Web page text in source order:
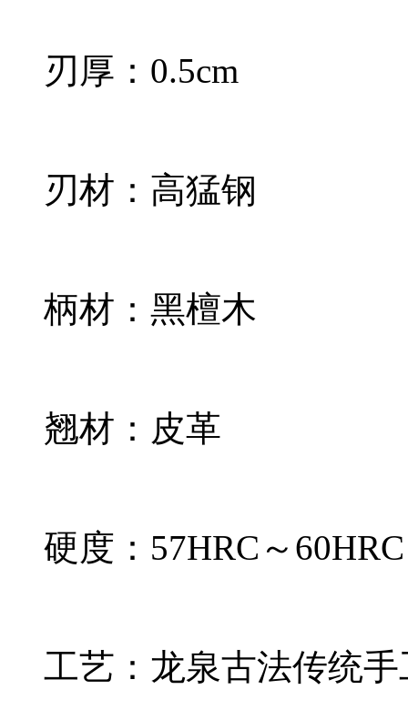
刃厚：0.5cm
刃材：高猛钢
柄材：黑檀木
翘材：皮革
硬度：57HRC～60HRC
工艺：龙泉古法传统手